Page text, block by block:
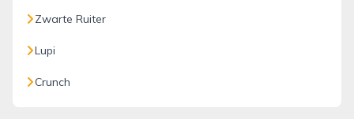
Zwarte Ruiter
Lupi
Crunch